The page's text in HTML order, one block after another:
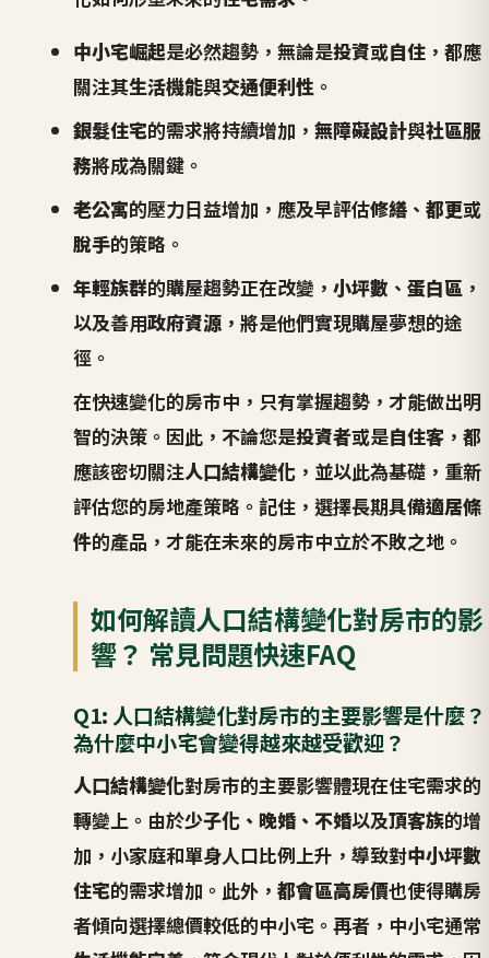
中小宅崛起是必然趨勢，無論是投資或自住 ，都應
關注其生活機能與交通便利性 。
銀髮住宅的需求將持續增加，無障礙設計與社區服
務將成為關鍵。
老公寓的壓力日益增加，應及早評估修繕 、都更或
脫手的策略。
年輕族群的購屋趨勢正在改變，小坪數 、蛋白區 ，
以及善用政府資源 ，將是他們實現購屋夢想的途
徑。
在快速變化的房市中，只有掌握趨勢，才能做出明
智的決策。因此，不論您是投資者或是自住客 ，都
應該密切關注人口結構變化 ，並以此為基礎，重新
評估您的房地產策略。記住，選擇長期具備適居條
件的產品，才能在未來的房市中立於不敗之地。
如何解讀人口結構變化對房市的影
響？ 常見問題快速FAQ
Q1: 人口結構變化對房市的主要影響是什麼？
為什麼中小宅會變得越來越受歡迎？
人口結構變化對房市的主要影響體現在住宅需求的
轉變上。由於少子化、晚婚、不婚以及頂客族的增
加，小家庭和單身人口比例上升，導致對中小坪數
住宅的需求增加。此外，都會區高房價也使得購房
者傾向選擇總價較低的中小宅。再者，中小宅通常